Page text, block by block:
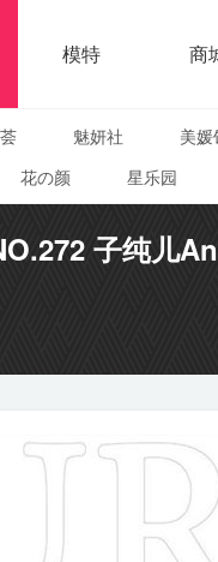
模特 商
魅妍社 美媛
花の颜 星乐园
子纯儿